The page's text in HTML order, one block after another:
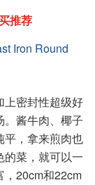
推荐
Iron Round
上密封性超级好
。酱牛肉、椰子
平，拿来煎肉也
菜，就可以一
，20cm和22cm